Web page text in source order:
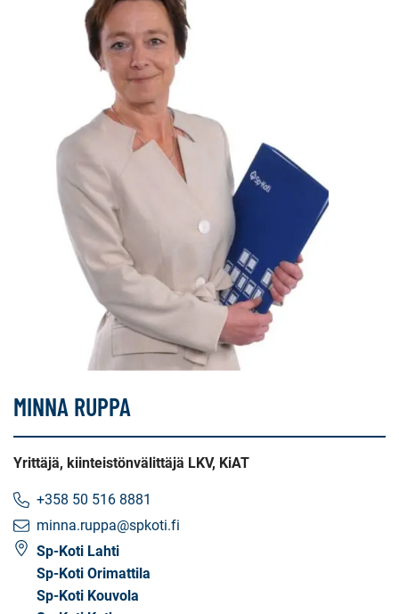
MINNA RUPPA
Yrittäjä, kiinteistönvälittäjä LKV, KiAT
+358 50 516 8881
minna.ruppa@spkoti.fi
Sp-Koti Lahti
Sp-Koti Orimattila
Sp-Koti Kouvola